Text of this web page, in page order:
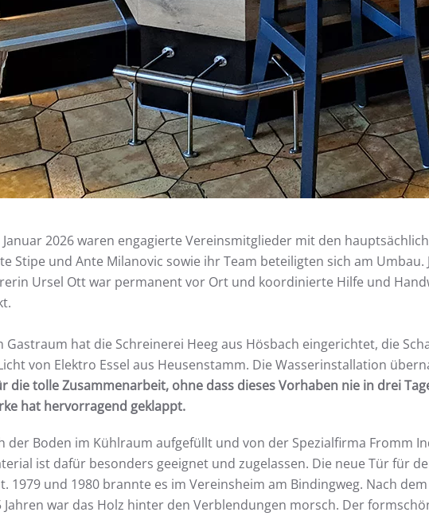
Januar 2026 waren engagierte Vereinsmitglieder mit den
Stipe und Ante Milanovic sowie ihr Team beteiligten sich am
Ursel Ott war permanent vor Ort und koordinierte Hilfe und
Gastraum hat die Schreinerei Heeg aus Hösbach eingerichtet, die
von Elektro Essel aus Heusenstamm. Die Wasserinstallation
die tolle Zusammenarbeit, ohne dass dieses Vorhaben nie in drei
hat hervorragend geklappt.
der Boden im Kühlraum aufgefüllt und von der Spezialfirma Fromm
ist dafür besonders geeignet und zugelassen. Die neue Tür für
1979 und 1980 brannte es im Vereinsheim am Bindingweg. Nach
Jahren war das Holz hinter den Verblendungen morsch. Der